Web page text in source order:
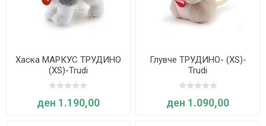
Хаска МАРКУС ТРУДИНО
(XS)-Trudi
ден 1.190,00
Глувче ТРУДИНО- (ХS)-
Trudi
ден 1.090,00